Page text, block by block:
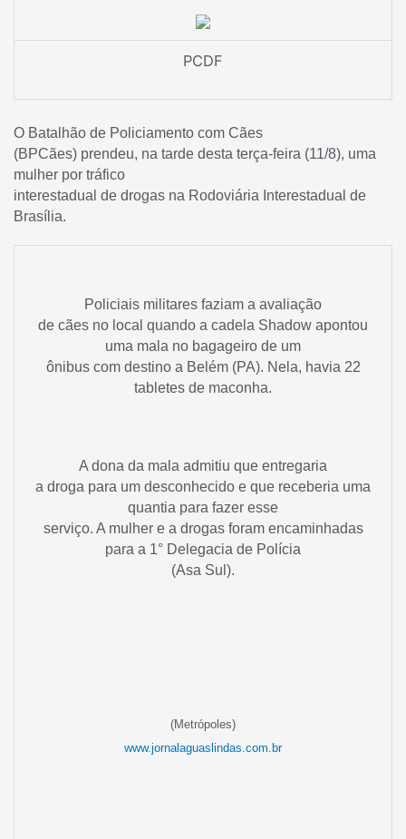
PCDF
O Batalhão de Policiamento com Cães
(BPCães) prendeu, na tarde desta terça-feira (11/8), uma
mulher por tráfico
interestadual de drogas na Rodoviária Interestadual de
Brasília.
Policiais militares faziam a avaliação
de cães no local quando a cadela Shadow apontou
uma mala no bagageiro de um
ônibus com destino a Belém (PA). Nela, havia 22
tabletes de maconha.
A dona da mala admitiu que entregaria
a droga para um desconhecido e que receberia uma
quantia para fazer esse
serviço. A mulher e a drogas foram encaminhadas
para a 1° Delegacia de Polícia
(Asa Sul).
(Metrópoles)
www.jornalaguaslindas.com.br